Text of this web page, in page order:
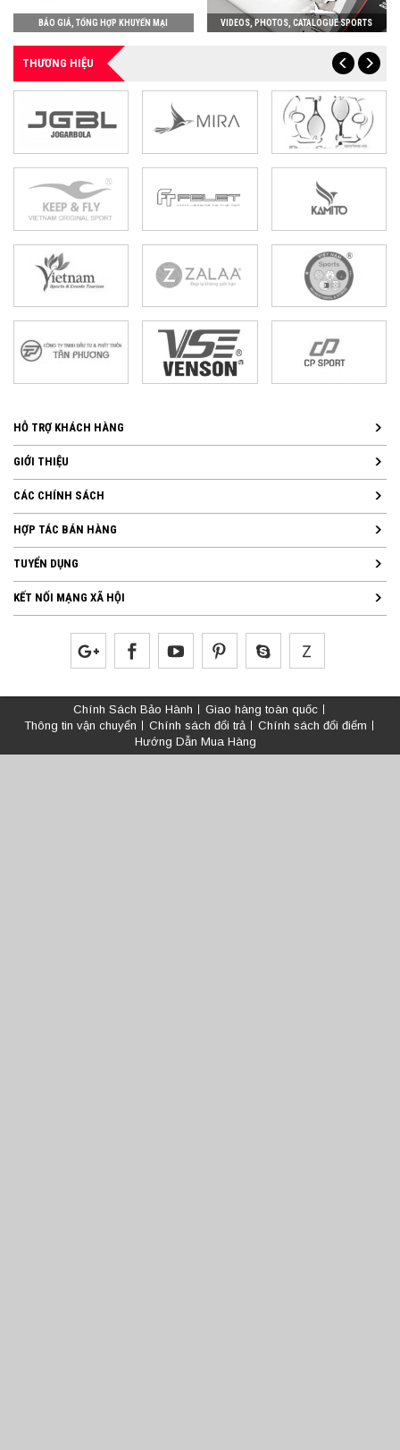
BÁO GIÁ, TỔNG HỢP KHUYẾN MẠI VIDEOS, PHOTOS, CATALOGUE SPORTS
THƯƠNG HIỆU
HỖ TRỢ KHÁCH HÀNG
GIỚI THIỆU
CÁC CHÍNH SÁCH
HỢP TÁC BÁN HÀNG
TUYỂN DỤNG
KẾT NỐI MẠNG XÃ HỘI
Chính Sách Bảo Hành
Giao hàng toàn quốc
Thông tin vận chuyển
Chính sách đổi trả
Chính sách đổi điểm
Hướng Dẫn Mua Hàng